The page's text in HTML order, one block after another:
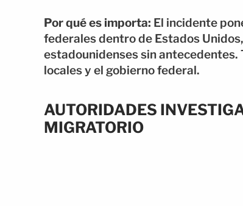
Por qué es importa: El incidente
federales dentro de Estados
estadounidenses sin
locales y el gobierno federal.
AUTORIDADES
MIGRATORIO